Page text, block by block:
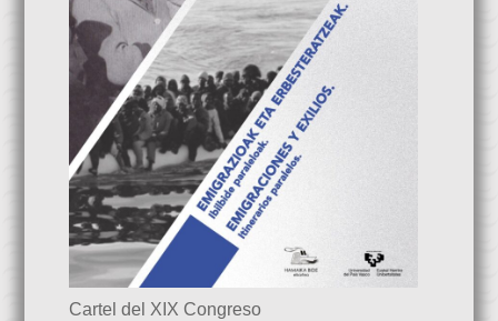
Cartel del XIX Congreso